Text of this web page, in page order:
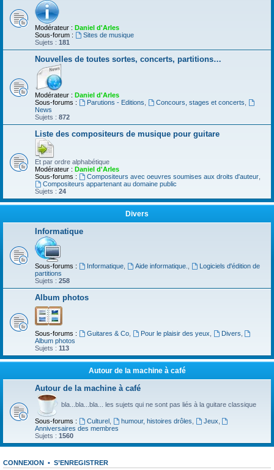
Modérateur : Daniel d'Arles
Sous-forum :
Sites de musique
Sujets : 181
Nouvelles de toutes sortes, concerts, partitions…
Modérateur : Daniel d'Arles
Sous-forums :
Parutions - Editions Concours, stages et concerts
News
Sujets : 872
Liste des compositeurs de musique pour guitare
Et par ordre alphabétique
Modérateur : Daniel d'Arles
Sous-forums :
Compositeurs avec oeuvres soumises aux droits d'auteur,
Compositeurs appartenant au domaine public
Sujets : 24
Divers
Informatique
Sous-forums : Informatique, Aide informatique.
Logiciels d'édition de
partitions
Sujets : 258
Album photos
Sous-forums : Guitares & Co, Pour le plaisir des yeux Divers
Album photos
Sujets : 113
Autour de la machine à café
Autour de la machine à café
bla...bla...bla... les sujets qui ne sont pas liés à la guitare classique
Sous-forums : Culturel, humour, histoires drôles Jeux
Anniversaires des membres
Sujets : 1560
CONNEXION • S’ENREGISTRER